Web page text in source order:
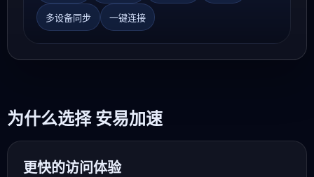
多设备同步 一键连接
为什么选择 安易加速
更快的访问体验